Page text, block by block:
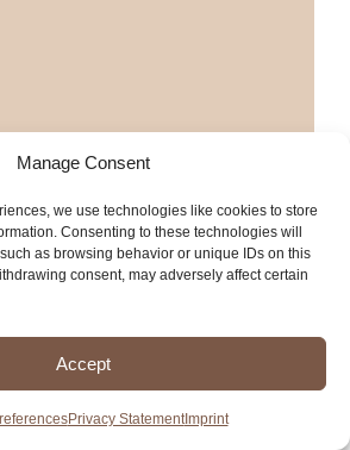
Manage Consent
we use technologies like cookies to store
Consenting to these technologies will
as browsing behavior or unique IDs on this
consent, may adversely affect certain
Accept
Privacy StatementImprint